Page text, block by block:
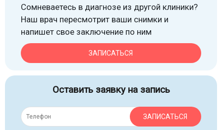
Сомневаетесь в диагнозе из другой клиники?
Наш врач пересмотрит ваши снимки и
напишет свое заключение по ним
ЗАПИСАТЬСЯ
Оставить заявку на запись
ЗАПИСАТЬСЯ